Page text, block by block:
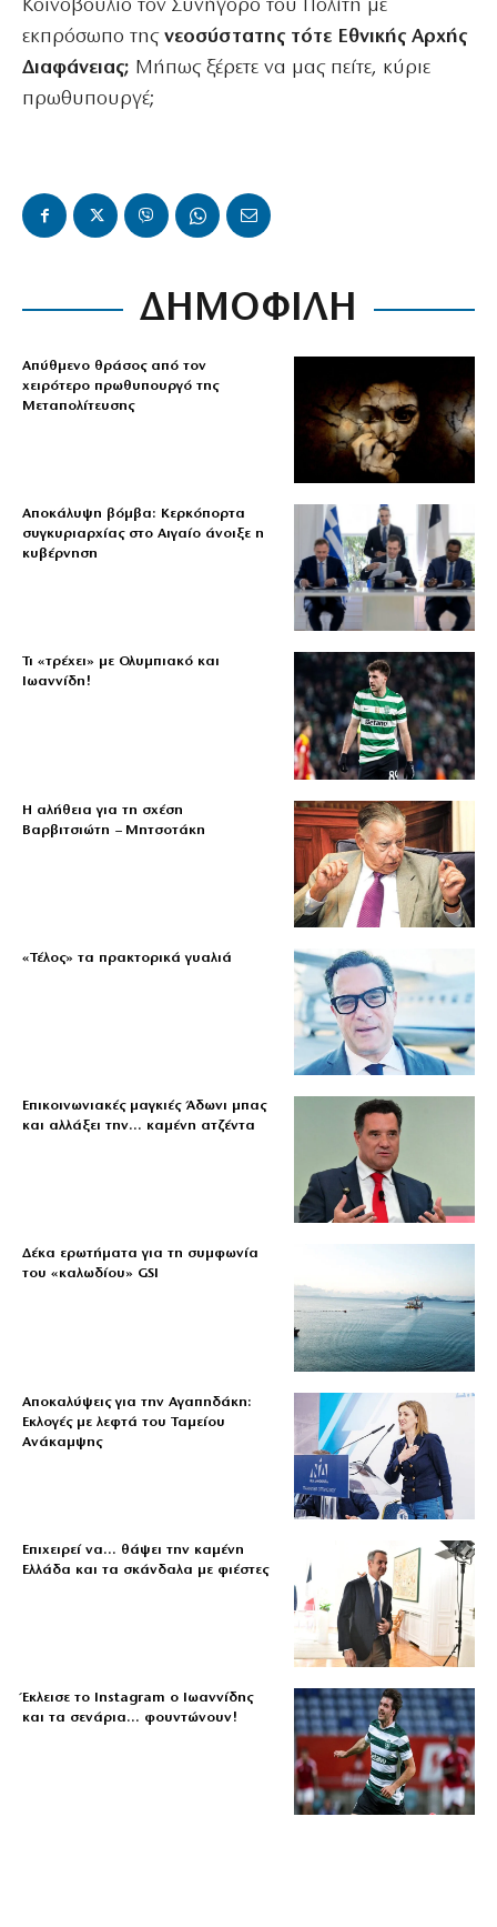
Κοινοβούλιο τον Συνήγορο του Πολίτη με
εκπρόσωπο τηςνεοσύστατης τότε Εθνικής Αρχής
Διαφάνειας; Μήπως ξέρετε να μας πείτε, κύριε
πρωθυπουργέ;
ΔΗΜΟΦΙΛΗ
Απύθμενο θράσος από τον
χειρότερο πρωθυπουργό της
Μεταπολίτευσης
Αποκάλυψη βόμβα: Κερκόπορτα
συγκυριαρχίας στο Αιγαίο άνοιξε η
κυβέρνηση
Τι «τρέχει» με Ολυμπιακό και
Ιωαννίδη!
Η αλήθεια για τη σχέση
Βαρβιτσιώτη – Μητσοτάκη
«Τέλος» τα πρακτορικά γυαλιά
Επικοινωνιακές μαγκιές Άδωνι μπας
και αλλάξει την… καμένη ατζέντα
Δέκα ερωτήματα για τη συμφωνία
του «καλωδίου» GSI
Αποκαλύψεις για την Αγαπηδάκη:
Εκλογές με λεφτά του Ταμείου
Ανάκαμψης
Επιχειρεί να… θάψει την καμένη
Ελλάδα και τα σκάνδαλα με φιέστες
Έκλεισε το Instagram ο Ιωαννίδης
και τα σενάρια… φουντώνουν!